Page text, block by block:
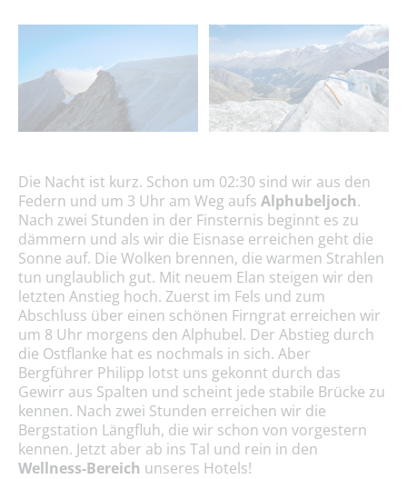
Die Nacht ist kurz. Schon um 02:30 sind wir aus den
Federn und um 3 Uhr am Weg aufs Alphubeljoch.
Nach zwei Stunden in der Finsternis beginnt es zu
dämmern und als wir die Eisnase erreichen geht die
Sonne auf. Die Wolken brennen, die warmen Strahlen
tun unglaublich gut. Mit neuem Elan steigen wir den
letzten Anstieg hoch. Zuerst im Fels und zum
Abschluss über einen schönen Firngrat erreichen wir
um 8 Uhr morgens den Alphubel. Der Abstieg durch
die Ostflanke hat es nochmals in sich. Aber
Bergführer Philipp lotst uns gekonnt durch das
Gewirr aus Spalten und scheint jede stabile Brücke zu
kennen. Nach zwei Stunden erreichen wir die
Bergstation Längfluh, die wir schon von vorgestern
kennen. Jetzt aber ab ins Tal und rein in den
Wellness-Bereich unseres Hotels!